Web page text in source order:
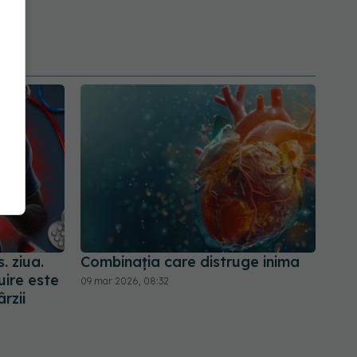
ziua.
este
Combinația care distruge inima
09 mar 2026, 08:32